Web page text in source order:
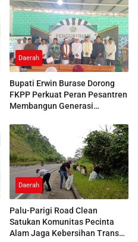
Daerah
Bupati Erwin Burase Dorong
FKPP Perkuat Peran Pesantren
Membangun Generasi
Daerah
Palu-Parigi Road Clean
Satukan Komunitas Pecinta
Alam Jaga Kebersihan Trans